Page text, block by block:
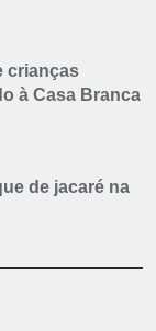
crianças
à Casa Branca
de jacaré na